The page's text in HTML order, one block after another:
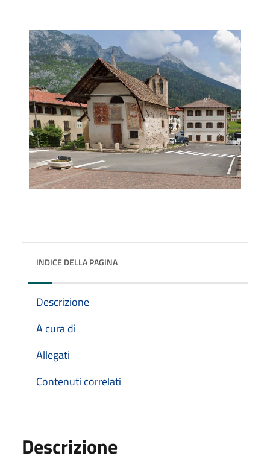
INDICE DELLA PAGINA
Descrizione
A cura di
Allegati
Contenuti correlati
Descrizione